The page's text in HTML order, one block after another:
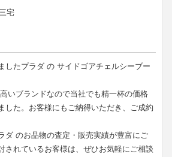
三宅
したプラダ の サイドゴアチェルシーブー
いブランドなので当社でも精一杯の価格
した。お客様にもご納得いただき、ご成約
ダ のお品物の査定・販売実績が豊富にご
されているお客様は、ぜひお気軽にご相談